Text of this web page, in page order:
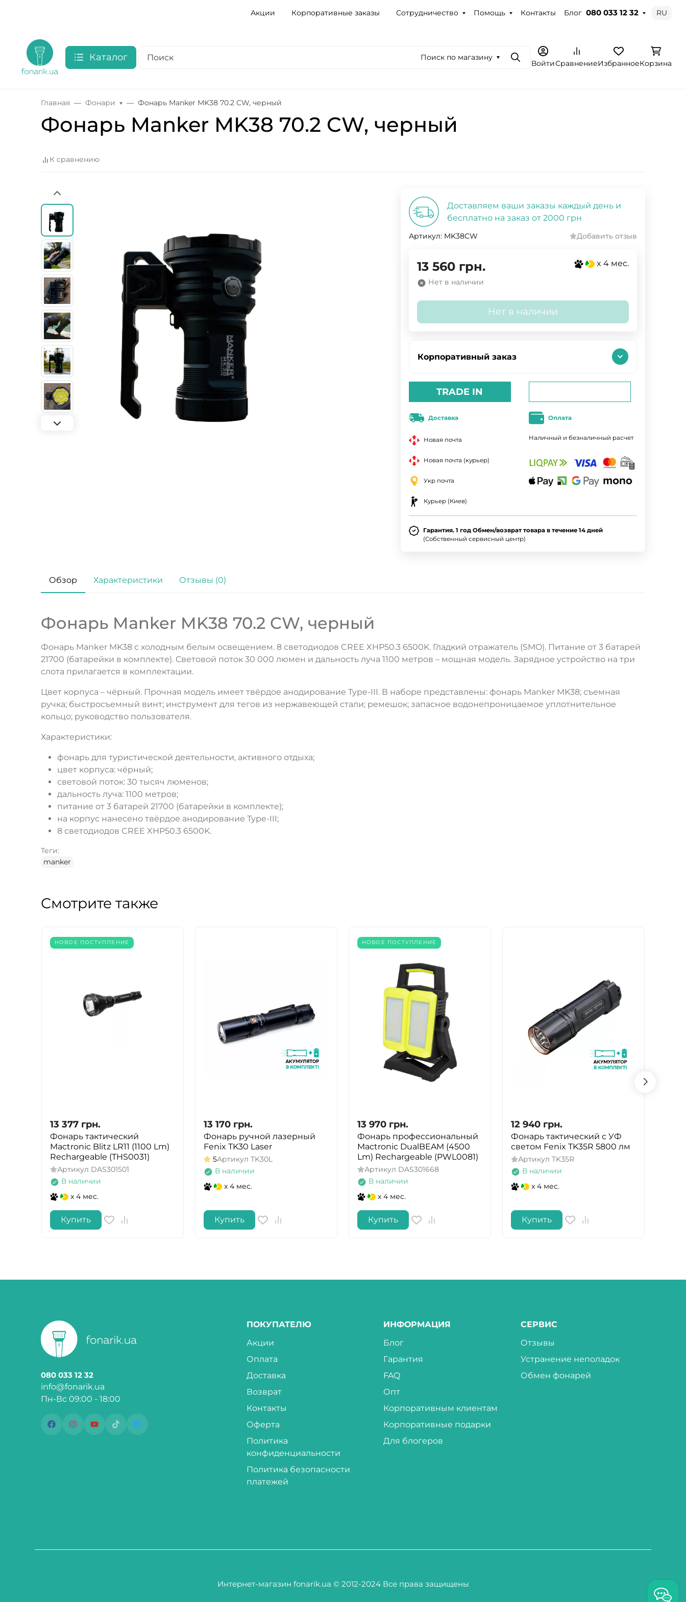
Акции Корпоративные заказы Сотрудничество Помощь Контакты Блог 080 033 12 32 RU
Каталог Поиск по магазину
ПоискВойтиСравнениеИзбранноеКорзина
Главная Фонари Фонарь Manker MK38 70.2 CW, черный
Фонарь Manker MK38 70.2 CW, черный
К сравнению
Доставляем ваши заказы каждый день и
бесплатно на заказ от 2000 грн
Артикул: MK38CW Добавить отзыв
13 560 грн. x 4 мес.
Нет в наличии
Нет в наличии
Корпоративный заказ
TRADE IN
Доставка
Новая почта
Новая почта (курьер)
Укр почта
Курьер (Киев)
Оплата
Наличный и безналичный расчет
Гарантия. 1 год Обмен/возврат товара в течение 14 дней
(Собственный сервисный центр)
Обзор Характеристики Отзывы (0)
Фонарь Manker MK38 70.2 CW, черный
Фонарь Manker MK38 с холодным белым освещением. 8 светодиодов CREE XHP50.3 6500K. Гладкий отражатель (SMO). Питание от 3 батарей
21700 (батарейки в комплекте). Световой поток 30 000 люмен и дальность луча 1100 метров – мощная модель. Зарядное устройство на три
слота прилагается в комплектации.
Цвет корпуса – чёрный. Прочная модель имеет твёрдое анодирование Type-III. В наборе представлены: фонарь Manker MK38; съемная
ручка; быстросъемный винт; инструмент для тегов из нержавеющей стали; ремешок; запасное водонепроницаемое уплотнительное
кольцо; руководство пользователя.
Характеристики:
фонарь для туристической деятельности, активного отдыха;
цвет корпуса: чёрный;
световой поток: 30 тысяч люменов;
дальность луча: 1100 метров;
питание от 3 батарей 21700 (батарейки в комплекте);
на корпус нанесено твёрдое анодирование Type-III;
8 светодиодов CREE XHP50.3 6500K.
Теги:
manker
Смотрите также
НОВОЕ ПОСТУПЛЕНИЕ
13 377 грн.
Фонарь тактический
Mactronic Blitz LR11 (1100 Lm)
Rechargeable (THS0031)
Артикул DAS301501
В наличии
x 4 мес.
Купить
13 170 грн.
Фонарь ручной лазерный
Fenix ​​TK30 Laser
5Артикул TK30L
В наличии
x 4 мес.
Купить
НОВОЕ ПОСТУПЛЕНИЕ
13 970 грн.
Фонарь профессиональный
Mactronic DualBEAM (4500
Lm) Rechargeable (PWL0081)
Артикул DAS301668
В наличии
x 4 мес.
Купить
12 940 грн.
Фонарь тактический с УФ
светом Fenix TK35R 5800 лм
Артикул TK35R
В наличии
x 4 мес.
Купить
080 033 12 32
info@fonarik.ua
Пн-Вс 09:00 - 18:00
ПОКУПАТЕЛЮ
Акции
Оплата
Доставка
Возврат
Контакты
Оферта
Политика
конфиденциальности
Политика безопасности
платежей
ИНФОРМАЦИЯ
Блог
Гарантия
FAQ
Опт
Корпоративным клиентам
Корпоративные подарки
Для блогеров
СЕРВИС
Отзывы
Устранение неполадок
Обмен фонарей
Интернет-магазин fonarik.ua © 2012-2024 Все права защищены